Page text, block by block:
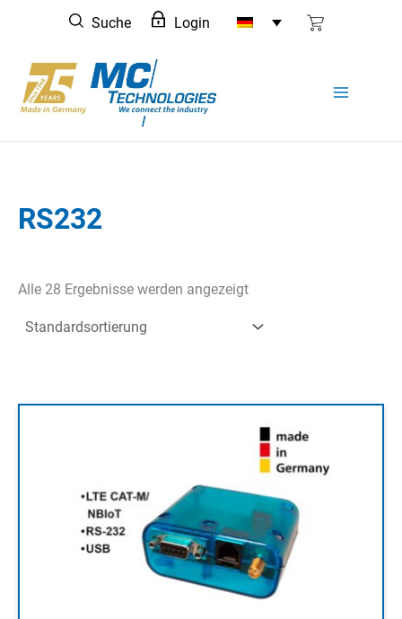
springen
Suche Login
RS232
Alle 28 Ergebnisse werden angezeigt